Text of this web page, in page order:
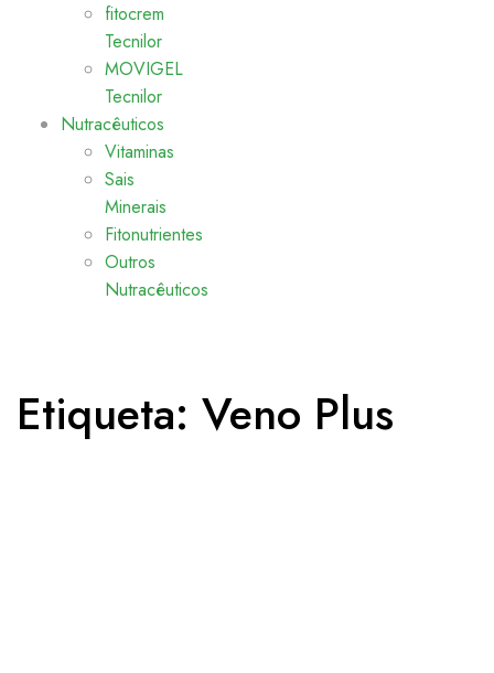
fitocrem
Tecnilor
MOVIGEL
Tecnilor
Nutracêuticos
Vitaminas
Sais
Minerais
Fitonutrientes
Outros
Nutracêuticos
Etiqueta: Veno Plus